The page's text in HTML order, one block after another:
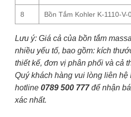
8 Bồn Tắm Kohler K-1110-V-
Lưu ý: Giá cả của bồn tắm
nhiều yếu tố, bao gồm: kích
thiết kế, đơn vị phân phối và cả
Quý khách hàng vui lòng liên hệ
hotline 0789 500 777để nhận
xác nhất.